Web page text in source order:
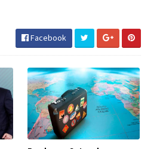
Facebook